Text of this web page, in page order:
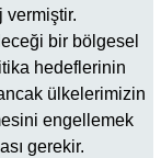
vermiştir.
bir bölgesel
hedeflerinin
ülkelerimizin
engellemek
gerekir.